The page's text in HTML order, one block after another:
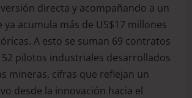
directa y acompañando a un
acumula más de US$17 millones
A esto se suman 69 contratos
52 pilotos industriales desarrollados
mineras, cifras que reflejan un
desde la innovación hacia el